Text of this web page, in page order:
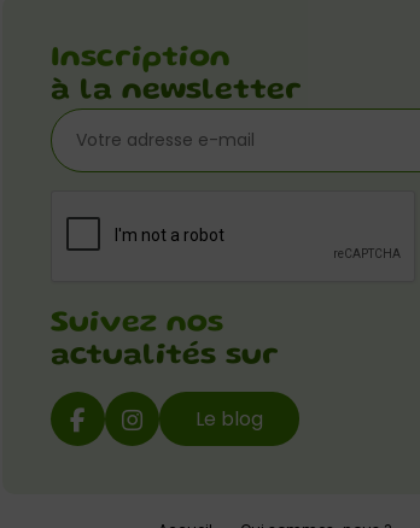
Inscription
à la newsletter
Suivez nos
actualités sur
Le blog